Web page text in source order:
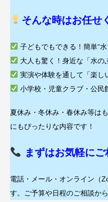
そんな時はお任せ
子どもでもできる！簡単“
大人も驚く！身近な「水の
実演や体験を通して「楽し
小学校・児童クラブ・公民
夏休み・冬休み・春休み等は
にもぴったりな内容です！
まずはお気軽に
電話・メール・オンライン（
す。ご予算や日程のご相談か